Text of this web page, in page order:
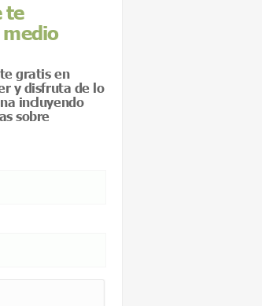
te
gratis en
y disfruta de lo
incluyendo
sobre